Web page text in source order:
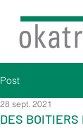
Post
DES
28 sept. 2021